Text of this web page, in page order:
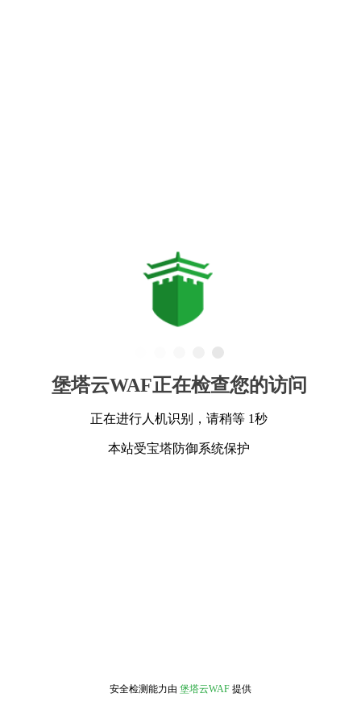
堡塔云WAF正在检查您的访问
正在进行人机识别，请稍等 1秒
本站受宝塔防御系统保护
安全检测能力由 堡塔云WAF 提供